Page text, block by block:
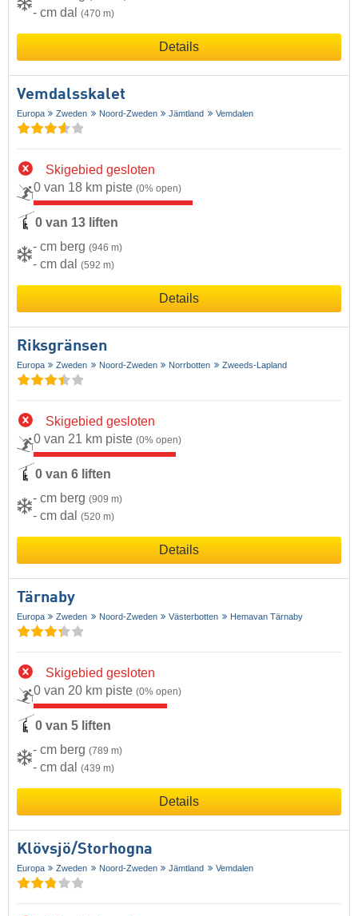
- cm dal (470 m)
Details
Vemdalsskalet
Europa Zweden Noord-Zweden Jämtland Vemdalen
Skigebied gesloten
0 van 18 km piste (0% open)
0 van 13 liften
- cm berg (946 m)
- cm dal (592 m)
Details
Riksgränsen
Europa Zweden Noord-Zweden Norrbotten Zweeds-Lapland
Skigebied gesloten
0 van 21 km piste (0% open)
0 van 6 liften
- cm berg (909 m)
- cm dal (520 m)
Details
Tärnaby
Europa Zweden Noord-Zweden Västerbotten Hemavan Tärnaby
Skigebied gesloten
0 van 20 km piste (0% open)
0 van 5 liften
- cm berg (789 m)
- cm dal (439 m)
Details
Klövsjö/​Storhogna
Europa Zweden Noord-Zweden Jämtland Vemdalen